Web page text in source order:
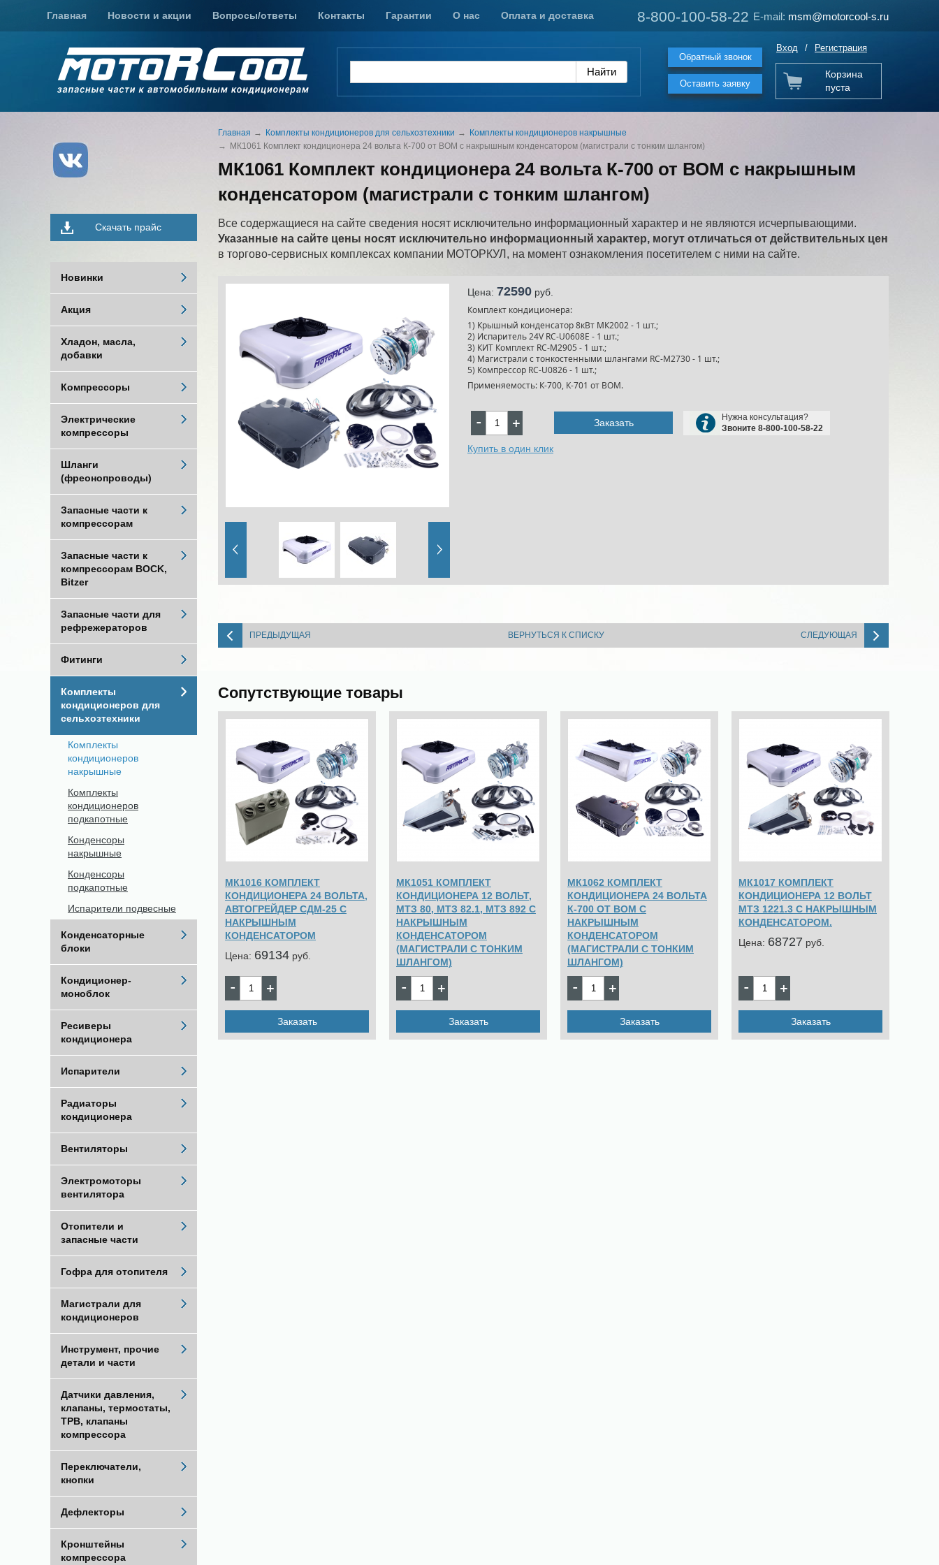
8-800-100-58-22 E-mail: msm@motorcool-s.ru
Обратный звонок
Оставить заявку
8-800-100-58-22 E-mail: msm@motorcool-s.ru
Главная Новости и акции Вопросы/ответы Контакты Гарантии О нас Оплата и доставка
Вход / Регистрация
Корзина
пуста
Главная Комплекты кондиционеров для сельхозтехники
Комплекты кондиционеров накрышные
МК1061 Комплект кондиционера 24 вольта К-700 от ВОМ с накрышным конденсатором (магистрали с тонким шлангом)
МК1061 Комплект кондиционера 24 вольта К-700 от ВОМ с накрышным
конденсатором (магистрали с тонким шлангом)
Все содержащиеся на сайте сведения носят исключительно информационный характер и не являются исчерпывающими.
Указанные на сайте цены носят исключительно информационный характер, могут отличаться от действительных цен
в торгово-сервисных комплексах компании МОТОРКУЛ, на момент ознакомления посетителем с ними на сайте.
Цена: 72590 pуб.
Комплект кондиционера:
1) Крышный конденсатор 8кВт МК2002 - 1 шт.;
2) Испаритель 24V RC-U0608Е - 1 шт.;
3) КИТ Комплект RC-M2905 - 1 шт.;
4) Магистрали с тонкостенными шлангами RC-M2730 - 1 шт.;
5) Компрессор RC-U0826 - 1 шт.;
Применяемость: К-700, К-701 от ВОМ.
Заказать
Нужна консультация?
Звоните 8-800-100-58-22
Купить в один клик
ПРЕДЫДУЩАЯ ВЕРНУТЬСЯ К СПИСКУ СЛЕДУЮЩАЯ
Сопутствующие товары
МК1016 КОМПЛЕКТ
КОНДИЦИОНЕРА 24 ВОЛЬТА,
АВТОГРЕЙДЕР СДМ-25 С
НАКРЫШНЫМ
КОНДЕНСАТОРОМ
Цена: 69134 pуб.
Заказать
МК1051 КОМПЛЕКТ
КОНДИЦИОНЕРА 12 ВОЛЬТ,
МТЗ 80, МТЗ 82.1, МТЗ 892 С
НАКРЫШНЫМ
КОНДЕНСАТОРОМ
(МАГИСТРАЛИ С ТОНКИМ
ШЛАНГОМ)
Цена:68727
Заказать
МК1062 КОМПЛЕКТ
КОНДИЦИОНЕРА 24 ВОЛЬТА
К-700 ОТ ВОМ С
НАКРЫШНЫМ
КОНДЕНСАТОРОМ
(МАГИСТРАЛИ С ТОНКИМ
ШЛАНГОМ)
Цена:80724
Заказать
МК1017 КОМПЛЕКТ
КОНДИЦИОНЕРА 12 ВОЛЬТ
МТЗ 1221.3 С НАКРЫШНЫМ
КОНДЕНСАТОРОМ.
Цена: 68727 pуб.
Заказать
Скачать прайс
Новинки
Акция
Хладон, масла,
добавки
Компрессоры
Электрические
компрессоры
Шланги
(фреонопроводы)
Запасные части к
компрессорам
Запасные части к
компрессорам BOCK,
Bitzer
Запасные части для
рефрежераторов
Фитинги
Комплекты
кондиционеров для
сельхозтехники
Комплекты
кондиционеров
накрышные
Комплекты
кондиционеров
подкапотные
Конденсоры
накрышные
Конденсоры
подкапотные
Испарители подвесные
Конденсаторные
блоки
Кондиционер-
моноблок
Ресиверы
кондиционера
Испарители
Радиаторы
кондиционера
Вентиляторы
Электромоторы
вентилятора
Отопители и
запасные части
Гофра для отопителя
Магистрали для
кондиционеров
Инструмент, прочие
детали и части
Датчики давления,
клапаны, термостаты,
ТРВ, клапаны
компрессора
Переключатели,
кнопки
Дефлекторы
Кронштейны
компрессора